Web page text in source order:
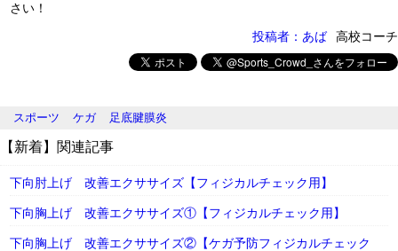
さい！
投稿者：あば
高校コーチ
スポーツ ケガ 足底腱膜炎
【新着】関連記事
下向肘上げ 改善エクササイズ【フィジカルチェック用】
下向胸上げ 改善エクササイズ①【フィジカルチェック用】
下向胸上げ 改善エクササイズ②【ケガ予防フィジカルチェック